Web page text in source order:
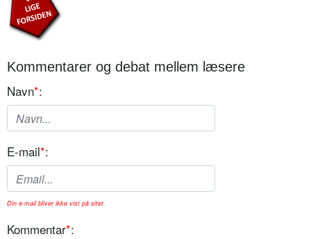
Kommentarer og debat mellem læsere
Navn*:
E-mail*:
Din e-mail bliver ikke vist på sitet.
Kommentar*: